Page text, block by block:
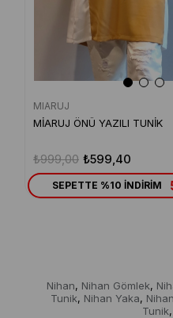
MIARUJ
MİARUJ ÖNÜ YAZILI TUNİK
₺599,40
₺999,00
SEPETTE %10 İNDİRİM
Nihan, Nihan Gömlek,
Tunik, Nihan Yaka,
Tunik,